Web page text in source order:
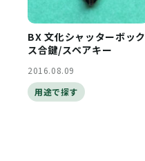
BX 文化シャッターボック
ス合鍵/スペアキー
2016.08.09
用途で探す